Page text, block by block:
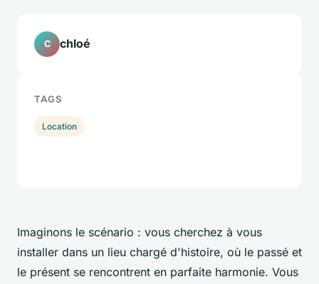
Imaginons le scénario : vous cherchez à vous
installer dans un lieu chargé d'histoire, où le passé et
le présent se rencontrent en parfaite harmonie. Vous
C chloé
TAGS
Location